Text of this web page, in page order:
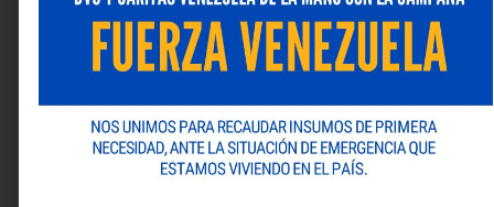
La importancia de la planificación para tu
bienestar
la concienciación sobre la importancia de la
planificación en la adquisición de un seguro.“El seguro
debe ser como una inversión”, recomendó Guillén
sugiriendo la necesidad de construir una trayectoria